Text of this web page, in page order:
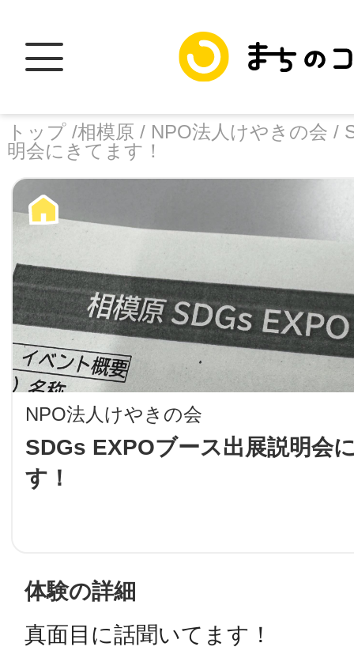
トップ /相模原 / NPO法人けやきの会 /
明会にきてます！
NPO法人けやきの会
SDGs EXPOブース出展説明会
す！
X
LINE
体験の詳細
真面目に話聞いてます！
加盟スポットに
地域に導入を